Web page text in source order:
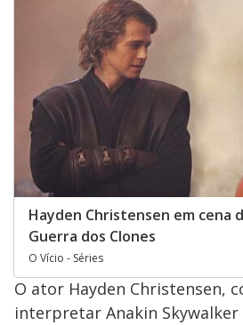
Hayden Christensen em cena
Guerra dos Clones
O Vício - Séries
O ator Hayden Christensen,
interpretar Anakin